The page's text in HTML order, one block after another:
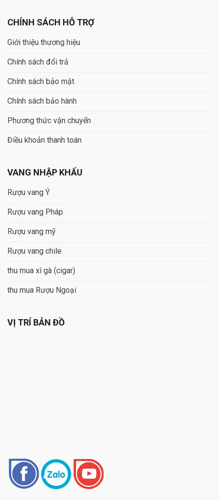
CHÍNH SÁCH HỖ TRỢ
Giới thiệu thương hiệu
Chính sách đổi trả
Chính sách bảo mật
Chính sách bảo hành
Phương thức vận chuyển
Điều khoản thanh toán
VANG NHẬP KHẨU
Rượu vang Ý
Rượu vang Pháp
Rượu vang mỹ
Rượu vang chile
thu mua xì gà (cigar)
thu mua Rượu Ngoại
VỊ TRÍ BẢN ĐỒ